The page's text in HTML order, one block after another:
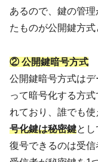
あるので、鍵の管
たものが公開鍵方式
② 公開鍵暗号方式
公開鍵暗号方式は
って暗号化する方式
れており、誰でも使
号化鍵は秘密鍵と
復号できるのは受信